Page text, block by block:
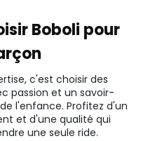
Boboli pour
c'est choisir des
passion et un savoir-
l'enfance. Profitez d'un
et d'une qualité qui
une seule ride.